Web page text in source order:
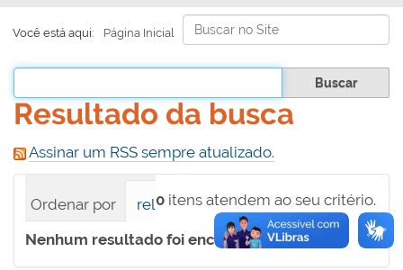
Busca
Você está aqui: Página Inicial
Filtrar os resultados
Resultado da busca
Assinar um RSS sempre atualizado.
0 itens atendem ao seu critério.
Ordenar por relevância
data (mais recente
Nenhum resultado foi encontrado.